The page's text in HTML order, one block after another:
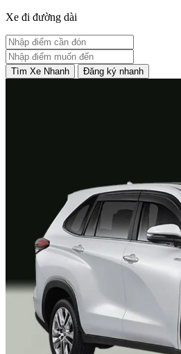
Xe đi đường dài
Tìm Xe Nhanh Đăng ký nhanh